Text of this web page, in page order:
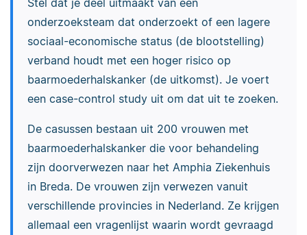
onderzoeksteam dat onderzoekt of een lagere
sociaal-economische status (de blootstelling)
verband houdt met een hoger risico op
baarmoederhalskanker (de uitkomst). Je voert
een case-control study uit om dat uit te zoeken.
De casussen bestaan uit 200 vrouwen met
baarmoederhalskanker die voor behandeling
zijn doorverwezen naar het Amphia Ziekenhuis
in Breda. De vrouwen zijn verwezen vanuit
verschillende provincies in Nederland. Ze krijgen
allemaal een vragenlijst waarin wordt gevraagd